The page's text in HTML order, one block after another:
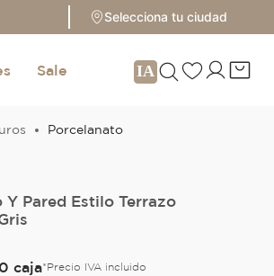
Sale hasta 70%
Selecciona tu ciudad
Sale
Porcelanato
Y Pared Estilo Terrazo
caja*Precio IVA incluido